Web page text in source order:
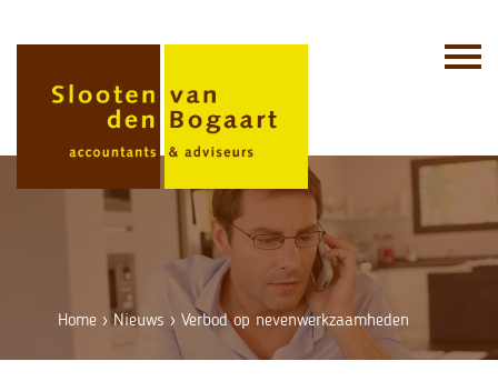
Home ›Nieuws ›Verbod op nevenwerkzaamheden